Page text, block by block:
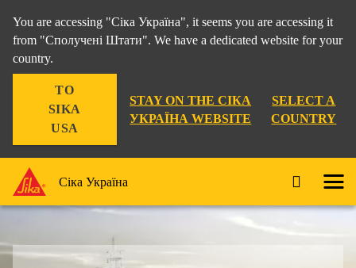
You are accessing "Сіка Україна", it seems you are accessing it
from "Сполучені Штати". We have a dedicated website for your
country.
TO
SIKA
USA
STAY ON THE СІКА
УКРАЇНА WEBSITE
SELECT A
COUNTRY
Сіка Україна